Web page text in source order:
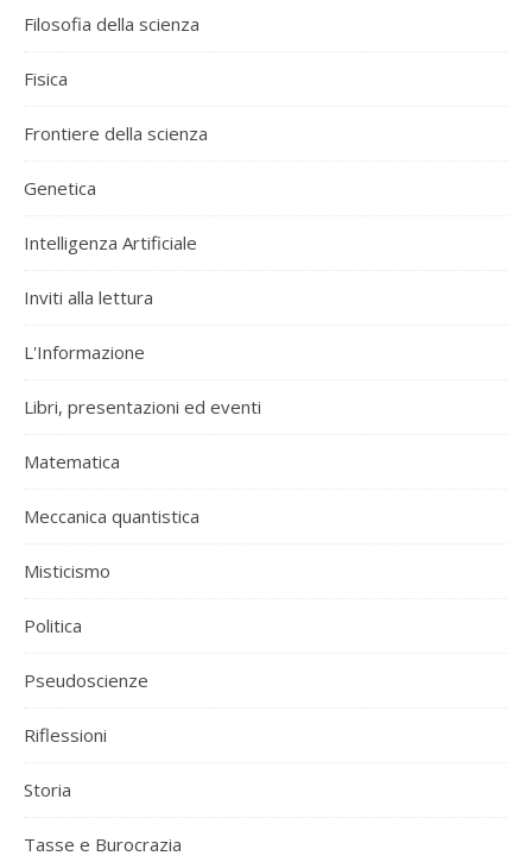
Filosofia della scienza
Fisica
Frontiere della scienza
Genetica
Intelligenza Artificiale
Inviti alla lettura
L'Informazione
Libri, presentazioni ed eventi
Matematica
Meccanica quantistica
Misticismo
Politica
Pseudoscienze
Riflessioni
Storia
Tasse e Burocrazia